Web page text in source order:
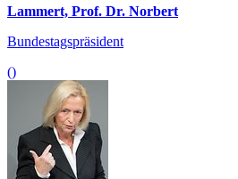
Lammert, Prof. Dr. Norbert
Bundestagspräsident
()